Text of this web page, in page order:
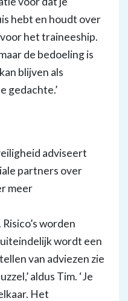
hebt en houdt over
het traineeship.
de bedoeling is
blijven als
gedachte.’
adviseert
partners over
meer
worden
wordt een
van adviezen zie
aldus Tim. ‘Je
Het